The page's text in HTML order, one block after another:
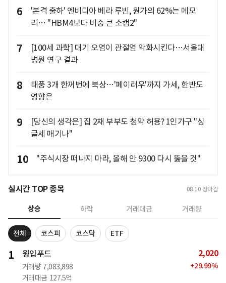
6
'본격 출하' 엔비디아 베라 루빈, 원가의 62%는 메모
리… "HBM4보다 비중 큰 소캠2"
7
[100세 과학] 대기 오염이 관절염 악화시킨다…서울대
병원 연구 결과
8
태풍 3개 한꺼번에 북상…'페이러우'까지 가세, 한반도
영향은
9
[당신의 생각은] 집 2채 부부도 청약 허용? 1인가구 "싱
글세 매기나"
10 "주식시장 떠나지 마라, 올해 안 9300 다시 뚫을 것"
실시간 TOP 종목 08.10 장마감
상승 하락 거래대금 거래량
전체 코스피 코스닥 ETF
1 윙입푸드
거래량 7,083,898
거래대금 127.5억
2,020
+29.99%